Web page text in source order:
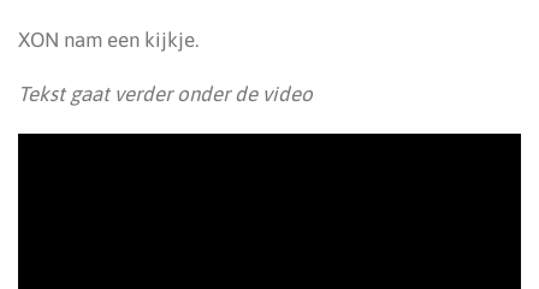
XON nam een kijkje.
Tekst gaat verder onder de video